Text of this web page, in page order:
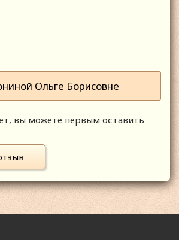
Ольге Борисовне
вы можете первым оставить